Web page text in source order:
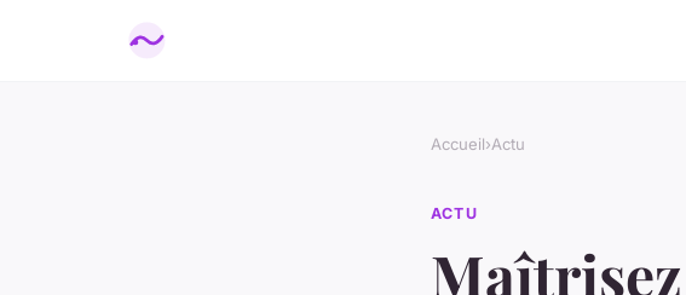
Accueil›Actu
ACTU